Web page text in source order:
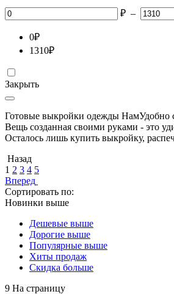
₽ –
0₽
1310₽
Закрыть
Готовые выкройки одежды НамУдобно
Вещь созданная своими руками - это
Осталось лишь купить выкройку,
Назад
1 2 3 4 5
Вперед
Сортировать по:
Новинки выше
Дешевые выше
Дорогие выше
Популярные выше
Хиты продаж
Скидка больше
9 На страницу